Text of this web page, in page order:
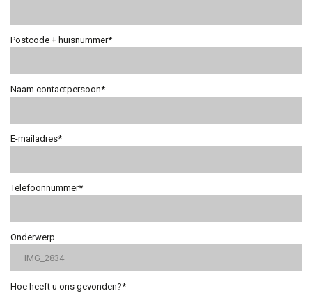
Postcode + huisnummer*
Naam contactpersoon*
E-mailadres*
Telefoonnummer*
Onderwerp
Hoe heeft u ons gevonden?*